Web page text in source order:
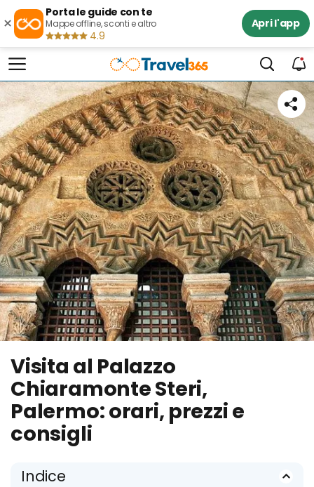
×
Porta le guide con te
Mappe offline, sconti e altro
4.9
Apri l'app
Visita al Palazzo
Chiaramonte Steri,
Palermo: orari, prezzi e
consigli
Indice